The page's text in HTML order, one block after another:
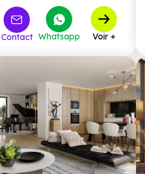
à partir de336 000 €
à partir de442 000 €
Contact Whatsapp Voir +